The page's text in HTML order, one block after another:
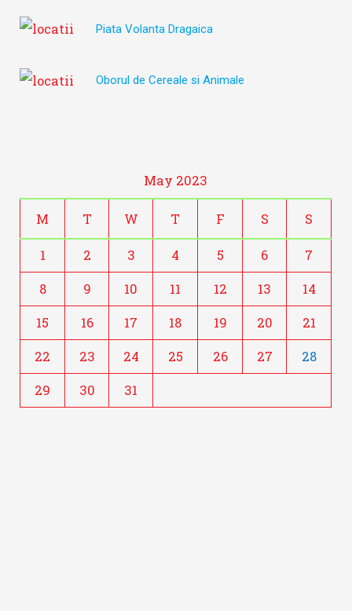
Piata Volanta Dragaica
Oborul de Cereale si Animale
May 2023
M T W T F S S
1 2 3 4 5 6 7
8 9 10 11 12 13 14
15 16 17 18 19 20 21
22 23 24 25 26 27 28
29 30 31